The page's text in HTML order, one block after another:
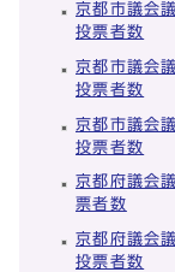
京都市議会
投票者数
京都市議会
投票者数
京都市議会
投票者数
京都府議会
票者数
京都府議会
投票者数